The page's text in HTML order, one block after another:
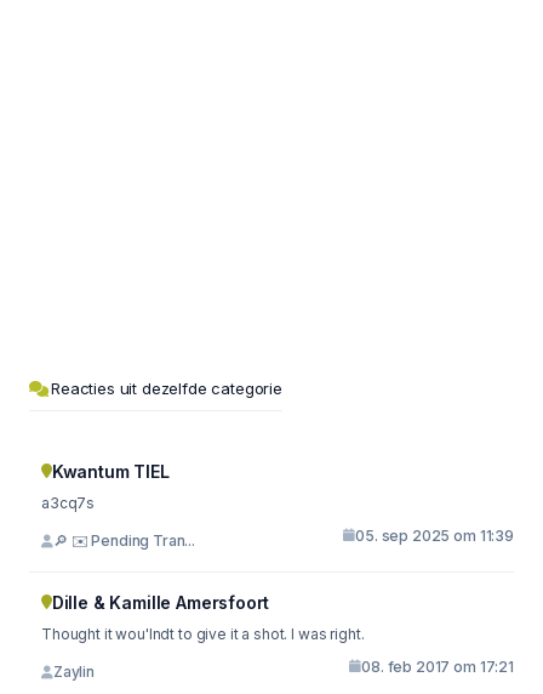
Reacties uit dezelfde categorie
Kwantum TIEL
a3cq7s
🔎 ✉️ Pending Tran... 05. sep 2025 om 11:39
Dille & Kamille Amersfoort
Thought it wou'lndt to give it a shot. I was right.
Zaylin 08. feb 2017 om 17:21